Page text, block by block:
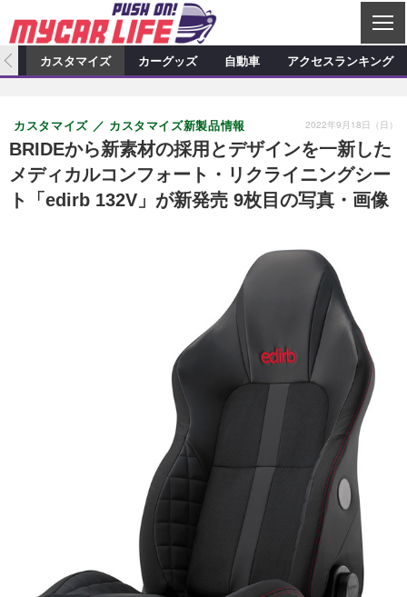
C
L
S
カーオーディオ
プロショップ検索 ショップ訪問記
カーオーディオニュース デモカー製作記
その他
カスタマイズ特集記事 カスタマイズ新製品情報
カスタマイズニュース
カーグッズ
カーグッズ特集記事 カーグッズ新製品情報
自動車
カスタマイズ カーグッズ 自動車 アクセスランキング
BRIDEから新素材の採用とデザインを一新した
メディカルコンフォート・リクライニングシー
ト「edirb 132V」が新発売 9枚目の写真・画像
カスタマイズ カスタマイズ新製品情報 2022年9月18日（日）